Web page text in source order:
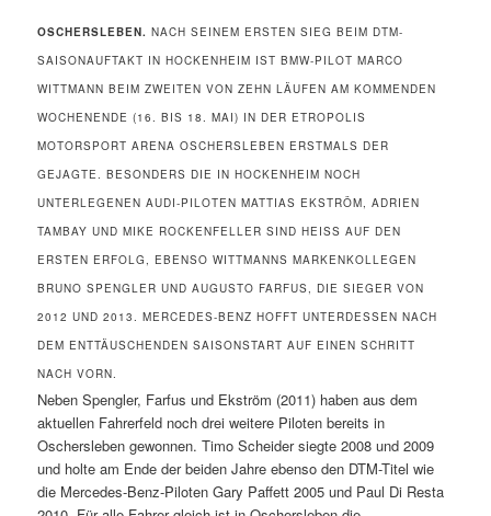
OSCHERSLEBEN. NACH SEINEM ERSTEN SIEG BEIM DTM-
SAISONAUFTAKT IN HOCKENHEIM IST BMW-PILOT MARCO
WITTMANN BEIM ZWEITEN VON ZEHN LÄUFEN AM KOMMENDEN
WOCHENENDE (16. BIS 18. MAI) IN DER ETROPOLIS
MOTORSPORT ARENA OSCHERSLEBEN ERSTMALS DER
GEJAGTE. BESONDERS DIE IN HOCKENHEIM NOCH
UNTERLEGENEN AUDI-PILOTEN MATTIAS EKSTRÖM, ADRIEN
TAMBAY UND MIKE ROCKENFELLER SIND HEISS AUF DEN E
RSTEN ERFOLG, EBENSO WITTMANNS MARKENKOLLEGEN B
RUNO SPENGLER UND AUGUSTO FARFUS, DIE SIEGER VON 2
012 UND 2013. MERCEDES-BENZ HOFFT UNTERDESSEN NACH D
EM ENTTÄUSCHENDEN SAISONSTART AUF EINEN SCHRITT N
ACH VORN.
Neben Spengler, Farfus und Ekström (2011) haben aus dem
aktuellen Fahrerfeld noch drei weitere Piloten bereits in
Oschersleben gewonnen. Timo Scheider siegte 2008 und 2009
und holte am Ende der beiden Jahre ebenso den DTM-Titel wie
die Mercedes-Benz-Piloten Gary Paffett 2005 und Paul Di Resta